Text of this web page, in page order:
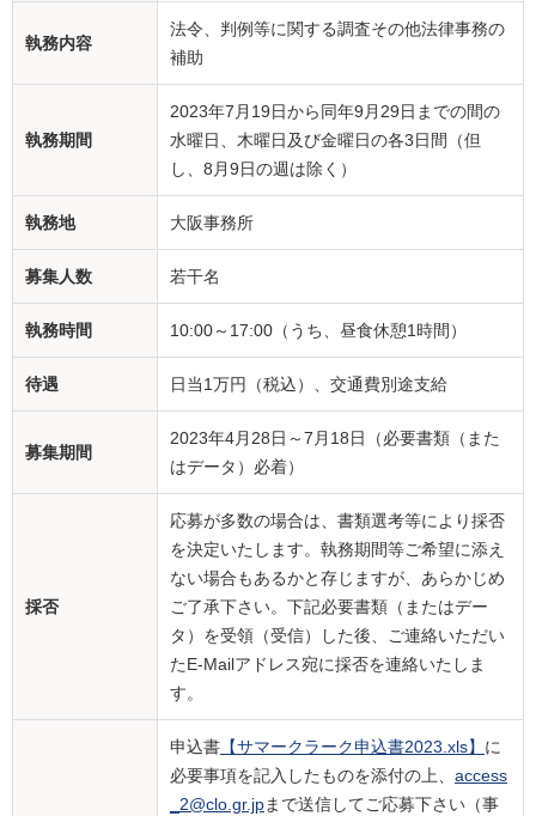
執務内容
法令、判例等に関する調査その他法律事務の
補助
執務期間
2023年7月19日から同年9月29日までの間の
水曜日、木曜日及び金曜日の各3日間（但
し、8月9日の週は除く）
執務地 大阪事務所
募集人数 若干名
執務時間 10:00～17:00（うち、昼食休憩1時間）
待遇 日当1万円（税込）、交通費別途支給
募集期間
2023年4月28日～7月18日（必要書類（また
はデータ）必着）
採否
応募が多数の場合は、書類選考等により採否
を決定いたします。執務期間等ご希望に添え
ない場合もあるかと存じますが、あらかじめ
ご了承下さい。下記必要書類（またはデー
タ）を受領（受信）した後、ご連絡いただい
たE-Mailアドレス宛に採否を連絡いたしま
す。
申込書 【サマークラーク申込書2023.xls】 に
必要事項を記入したものを添付の上、 access
_2@clo.gr.jpまで送信してご応募下さい（事